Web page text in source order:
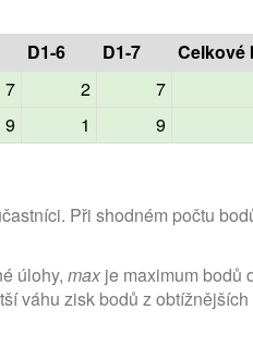
D1-6 D1-7
Celkové
7 2 7
9 1 9
Při shodném počtu
úlohy, max je maximum bodů
váhu zisk bodů z obtížnějších